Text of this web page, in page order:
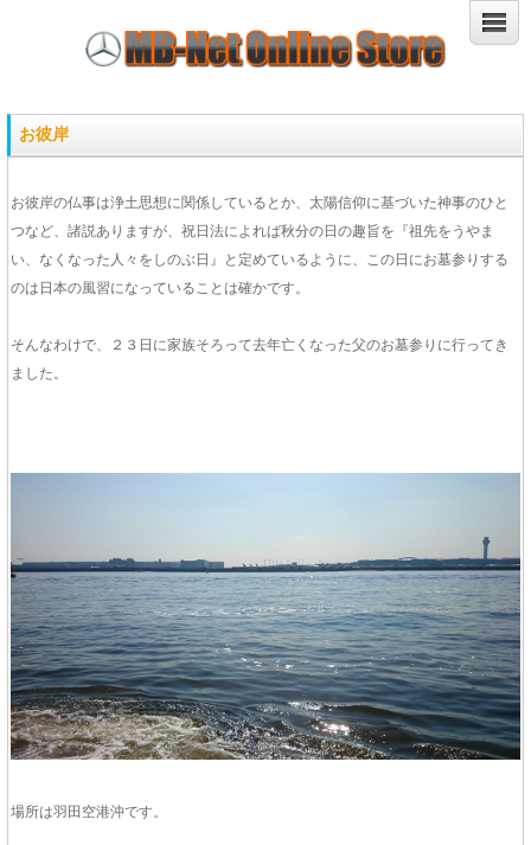
お彼岸
お彼岸の仏事は浄土思想に関係しているとか、太陽信仰に基づいた神事のひと
つなど、諸説ありますが、祝日法によれば秋分の日の趣旨を『祖先をうやま
い、なくなった人々をしのぶ日』と定めているように、この日にお墓参りする
のは日本の風習になっていることは確かです。
そんなわけで、２３日に家族そろって去年亡くなった父のお墓参りに行ってき
ました。
場所は羽田空港沖です。